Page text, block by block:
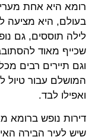
רומא היא אחת
בעולם, היא מציעה
לילה תוססים, גם
שכייף מאוד
וגם תיירים רבים
המושלם עבור טיול
ואפילו לבד.
דירות נופש
שיש לעיר הבירה